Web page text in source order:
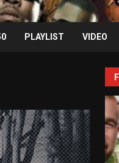
PLAYLIST VIDEO